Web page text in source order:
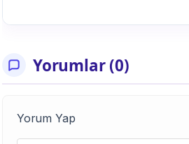
Yorumlar (0)
Yorum Yap